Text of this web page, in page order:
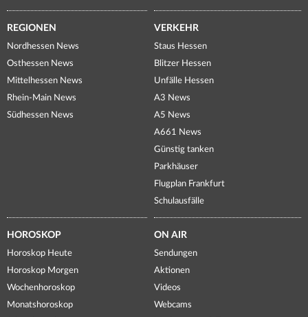
REGIONEN
Nordhessen News
Osthessen News
Mittelhessen News
Rhein-Main News
Südhessen News
VERKEHR
Staus Hessen
Blitzer Hessen
Unfälle Hessen
A3 News
A5 News
A661 News
Günstig tanken
Parkhäuser
Flugplan Frankfurt
Schulausfälle
HOROSKOP
Horoskop Heute
Horoskop Morgen
Wochenhoroskop
Monatshoroskop
ON AIR
Sendungen
Aktionen
Videos
Webcams